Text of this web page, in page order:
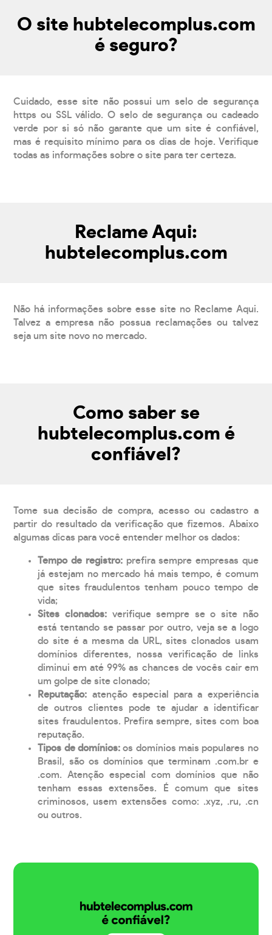
O site hubtelecomplus.com
é seguro?
Cuidado, esse site não possui um selo de segurança
https ou SSL válido. O selo de segurança ou cadeado
verde por si só não garante que um site é confiável,
mas é requisito mínimo para os dias de hoje. Verifique
todas as informações sobre o site para ter certeza.
Reclame Aqui:
hubtelecomplus.com
Não há informações sobre esse site no Reclame Aqui.
Talvez a empresa não possua reclamações ou talvez
seja um site novo no mercado.
Como saber se
hubtelecomplus.com é
confiável?
Tome sua decisão de compra, acesso ou cadastro a
partir do resultado da verificação que fizemos. Abaixo
algumas dicas para você entender melhor os dados:
Tempo de registro: prefira sempre empresas que
já estejam no mercado há mais tempo, é comum
que sites fraudulentos tenham pouco tempo de
vida;
Sites clonados: verifique sempre se o site não
está tentando se passar por outro, veja se a logo
do site é a mesma da URL, sites clonados usam
domínios diferentes, nossa verificação de links
diminui em até 99% as chances de vocês cair em
um golpe de site clonado;
Reputação: atenção especial para a experiência
de outros clientes pode te ajudar a identificar
sites fraudulentos. Prefira sempre, sites com boa
reputação.
Tipos de domínios:os domínios mais populares no
Brasil, são os domínios que terminam .com.br e
.com. Atenção especial com domínios que não
tenham essas extensões. É comum que sites
criminosos, usem extensões como: .xyz, .ru, .cn
ou outros.